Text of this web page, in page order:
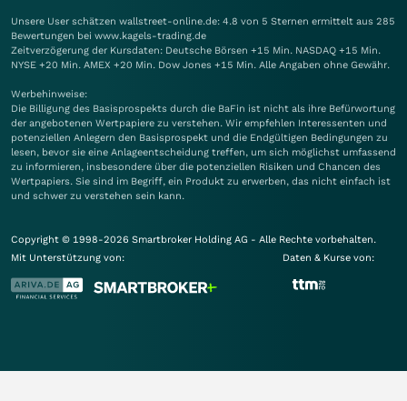
Unsere User schätzen wallstreet-online.de: 4.8 von 5 Sternen ermittelt aus 285
Bewertungen bei www.kagels-trading.de
Zeitverzögerung der Kursdaten: Deutsche Börsen +15 Min. NASDAQ +15 Min.
NYSE +20 Min. AMEX +20 Min. Dow Jones +15 Min. Alle Angaben ohne Gewähr.
Werbehinweise:
Die Billigung des Basisprospekts durch die BaFin ist nicht als ihre Befürwortung
der angebotenen Wertpapiere zu verstehen. Wir empfehlen Interessenten und
potenziellen Anlegern den Basisprospekt und die Endgültigen Bedingungen zu
lesen, bevor sie eine Anlageentscheidung treffen, um sich möglichst umfassend
zu informieren, insbesondere über die potenziellen Risiken und Chancen des
Wertpapiers. Sie sind im Begriff, ein Produkt zu erwerben, das nicht einfach ist
und schwer zu verstehen sein kann.
Copyright © 1998-2026 Smartbroker Holding AG - Alle Rechte vorbehalten.
Mit Unterstützung von:
Daten & Kurse von: